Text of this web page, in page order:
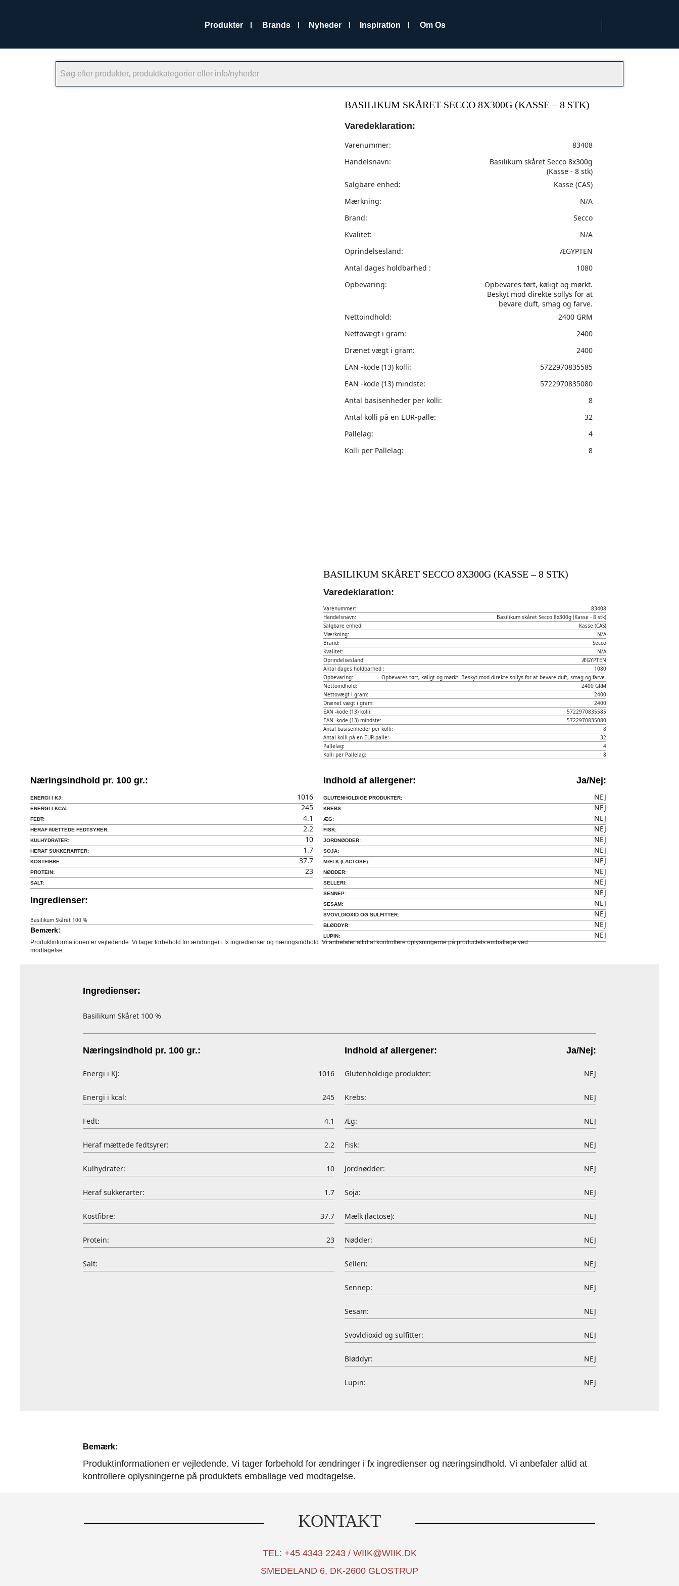
Produkter Brands Nyheder Inspiration Om Os
BASILIKUM SKÅRET SECCO 8X300G (KASSE – 8 STK)
Varedeklaration:
Varenummer:
83408
Handelsnavn:
Basilikum skåret Secco 8x300g
(Kasse - 8 stk)
Salgbare enhed:
Kasse (CAS)
Mærkning:
N/A
Brand:
Secco
Kvalitet:
N/A
Oprindelsesland:
ÆGYPTEN
Antal dages holdbarhed :
1080
Opbevaring:
Opbevares tørt, køligt og mørkt.
Beskyt mod direkte sollys for at
bevare duft, smag og farve.
Nettoindhold:
2400 GRM
Nettovægt i gram:
2400
Drænet vægt i gram:
2400
EAN -kode (13) kolli:
5722970835585
EAN -kode (13) mindste:
5722970835080
Antal basisenheder per kolli:
8
Antal kolli på en EUR-palle:
32
Pallelag:
4
Kolli per Pallelag:
8
BASILIKUM SKÅRET SECCO 8X300G (KASSE – 8 STK)
Varedeklaration:
Varenummer:
83408
Handelsnavn:
Basilikum skåret Secco 8x300g (Kasse - 8 stk)
Salgbare enhed:
Kasse (CAS)
Mærkning:
N/A
Brand:
Secco
Kvalitet:
N/A
Oprindelsesland:
ÆGYPTEN
Antal dages holdbarhed :
1080
Opbevaring:
Opbevares tørt, køligt og mørkt. Beskyt mod direkte sollys for at bevare duft, smag og farve.
Nettoindhold:
2400 GRM
Nettovægt i gram:
2400
Drænet vægt i gram:
2400
EAN -kode (13) kolli:
5722970835585
EAN -kode (13) mindste:
5722970835080
Antal basisenheder per kolli:
8
Antal kolli på en EUR-palle:
32
Pallelag:
4
Kolli per Pallelag:
8
Næringsindhold pr. 100 gr.:
ENERGI I KJ: 1016
ENERGI I KCAL: 245
FEDT: 4.1
HERAF MÆTTEDE FEDTSYRER: 2.2
KULHYDRATER: 10
HERAF SUKKERARTER: 1.7
KOSTFIBRE: 37.7
PROTEIN: 23
SALT:
Ingredienser:
Basilikum Skåret 100 %
Indhold af allergener: Ja/Nej:
GLUTENHOLDIGE PRODUKTER: NEJ
KREBS: NEJ
ÆG: NEJ
FISK: NEJ
JORDNØDDER: NEJ
SOJA: NEJ
MÆLK (LACTOSE): NEJ
NØDDER: NEJ
SELLERI: NEJ
SENNEP: NEJ
SESAM: NEJ
SVOVLDIOXID OG SULFITTER: NEJ
BLØDDYR: NEJ
LUPIN: NEJ
Bemærk:
Produktinformationen er vejledende. Vi tager forbehold for ændringer i fx ingredienser og næringsindhold. Vi anbefaler altid at kontrollere oplysningerne på productets emballage ved
modtagelse.
Ingredienser:
Basilikum Skåret 100 %
Næringsindhold pr. 100 gr.:
Energi i KJ: 1016
Energi i kcal: 245
Fedt: 4.1
Heraf mættede fedtsyrer: 2.2
Kulhydrater: 10
Heraf sukkerarter: 1.7
Kostfibre: 37.7
Protein: 23
Salt:
Indhold af allergener: Ja/Nej:
Glutenholdige produkter: NEJ
Krebs: NEJ
Æg: NEJ
Fisk: NEJ
Jordnødder: NEJ
Soja: NEJ
Mælk (lactose): NEJ
Nødder: NEJ
Selleri: NEJ
Sennep: NEJ
Sesam: NEJ
Svovldioxid og sulfitter: NEJ
Bløddyr: NEJ
Lupin: NEJ
Bemærk:
Produktinformationen er vejledende. Vi tager forbehold for ændringer i fx ingredienser og næringsindhold. Vi anbefaler altid at
kontrollere oplysningerne på produktets emballage ved modtagelse.
KONTAKT
TEL: +45 4343 2243 / WIIK@WIIK.DK
SMEDELAND 6, DK-2600 GLOSTRUP